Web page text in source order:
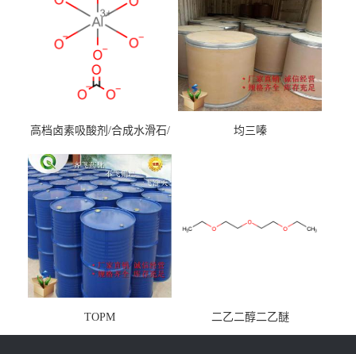
高档卤素吸酸剂/合成水滑石/
均三嗪
TOPM 二乙二醇二乙醚